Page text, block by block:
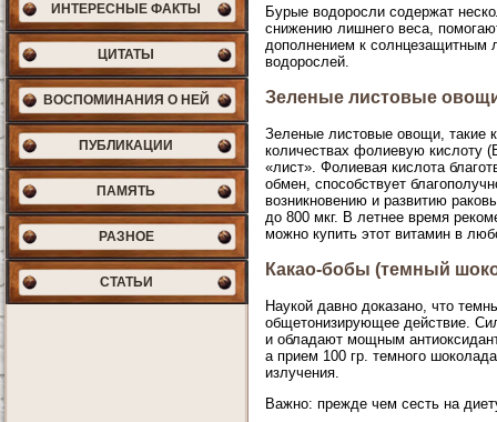
ИНТЕРЕСНЫЕ ФАКТЫ
ЦИТАТЫ
ВОСПОМИНАНИЯ О НЕЙ
ПУБЛИКАЦИИ
ПАМЯТЬ
РАЗНОЕ
СТАТЬИ
Бурые водоросли содержат
снижению лишнего веса,
дополнением к солнцезащитным
водорослей.
Зеленые листовые
Зеленые листовые овощи, такие
количествах фолиевую кислоту
«лист». Фолиевая кислота
обмен, способствует
возникновению и развитию
до 800 мкг. В летнее время
можно купить этот витамин в
Какао-бобы (темный
Наукой давно доказано, что
общетонизирующее действие.
и обладают мощным
а прием 100 гр. темного
излучения.
Важно: прежде чем сесть на